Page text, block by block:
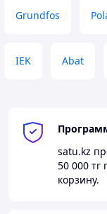
Grundfos
IEK Abat
satu.kz
50 000 тг
корзину.